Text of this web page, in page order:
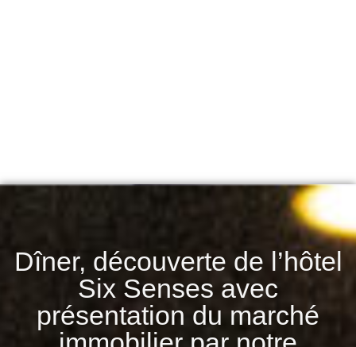
Dîner, découverte de l’hôtel
Six Senses avec
présentation du marché